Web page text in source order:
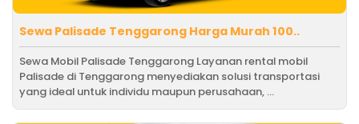
Sewa Palisade Tenggarong Harga Murah 100..
Sewa Mobil Palisade Tenggarong Layanan rental mobil
Palisade di Tenggarong menyediakan solusi transportasi
yang ideal untuk individu maupun perusahaan, ...